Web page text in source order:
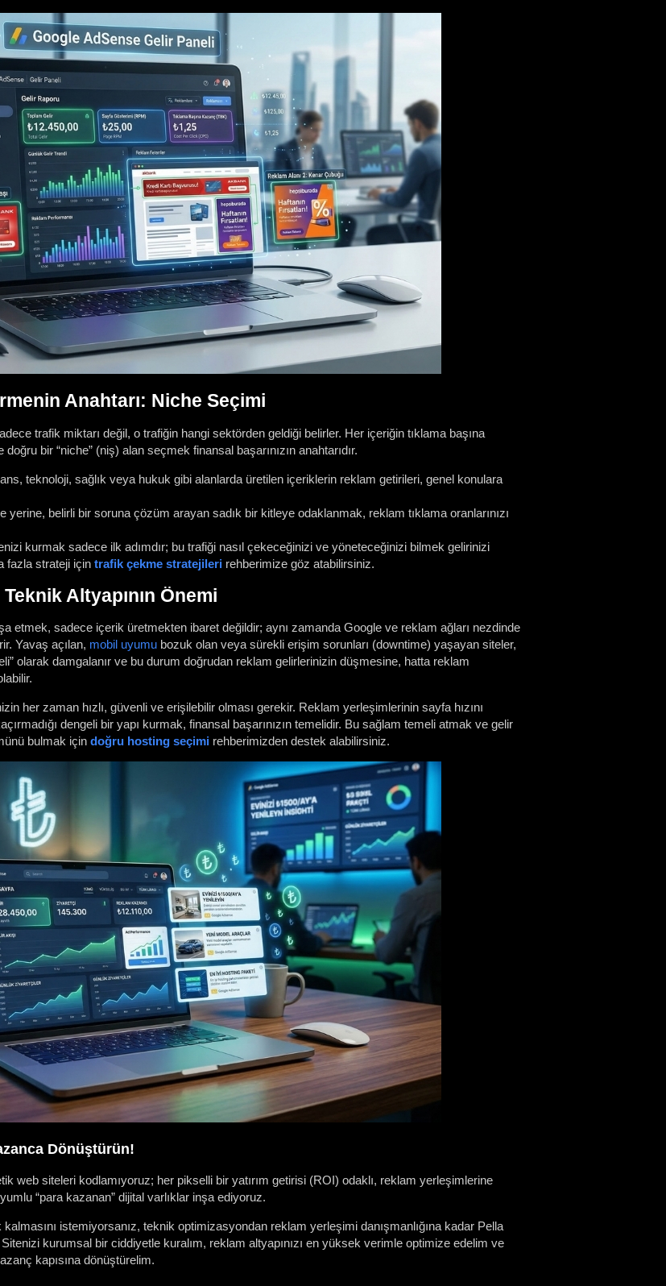
Anahtarı: Niche Seçimi
trafik miktarı değil, o trafiğin hangi sektörden geldiği belirler. Her içeriğin tıklama başına
bir “niche” (niş) alan seçmek finansal başarınızın anahtarıdır.
teknoloji, sağlık veya hukuk gibi alanlarda üretilen içeriklerin reklam getirileri, genel konulara
yerine, belirli bir soruna çözüm arayan sadık bir kitleye odaklanmak, reklam tıklama oranlarınızı
kurmak sadece ilk adımdır; bu trafiği nasıl çekeceğinizi ve yöneteceğinizi bilmek gelirinizi
fazla strateji için trafik çekme stratejilerirehberimize göz atabilirsiniz.
Altyapının Önemi
etmek, sadece içerik üretmekten ibaret değildir; aynı zamanda Google ve reklam ağları nezdinde
Yavaş açılan, mobil uyumubozuk olan veya sürekli erişim sorunları (downtime) yaşayan siteler,
olarak damgalanır ve bu durum doğrudan reklam gelirlerinizin düşmesine, hatta reklam
her zaman hızlı, güvenli ve erişilebilir olması gerekir. Reklam yerleşimlerinin sayfa hızını
dengeli bir yapı kurmak, finansal başarınızın temelidir. Bu sağlam temeli atmak ve gelir
bulmak için doğru hosting seçimirehberimizden destek alabilirsiniz.
Dönüştürün!
web siteleri kodlamıyoruz; her pikselli bir yatırım getirisi (ROI) odaklı, reklam yerleşimlerine
“para kazanan” dijital varlıklar inşa ediyoruz.
istemiyorsanız, teknik optimizasyondan reklam yerleşimi danışmanlığına kadar Pella
Sitenizi kurumsal bir ciddiyetle kuralım, reklam altyapınızı en yüksek verimle optimize edelim ve
kapısına dönüştürelim.